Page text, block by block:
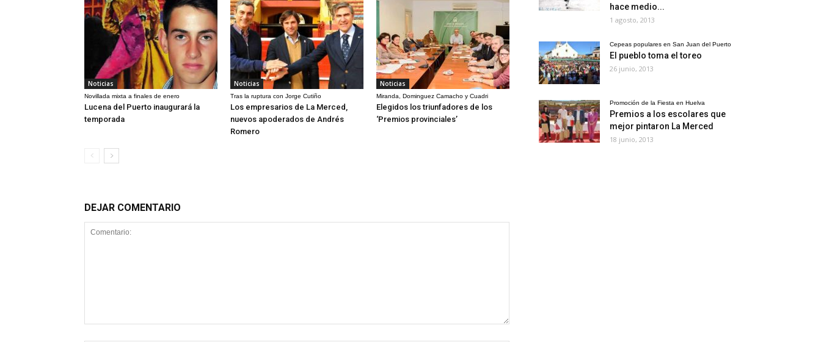
Noticias
Novillada mixta a finales de enero
Lucena del Puerto inaugurará la
temporada
Noticias
Tras la ruptura con Jorge Cutiño
Los empresarios de La Merced,
nuevos apoderados de Andrés
Romero
Noticias
Miranda, Dominguez Camacho y Cuadri
Elegidos los triunfadores de los
‘Premios provinciales’
DEJAR COMENTARIO
hace medio...
1 agosto, 2013
Cepeas populares en San Juan del Puerto
El pueblo toma el toreo
26 junio, 2013
Promoción de la Fiesta en Huelva
Premios a los escolares que
mejor pintaron La Merced
18 junio, 2013